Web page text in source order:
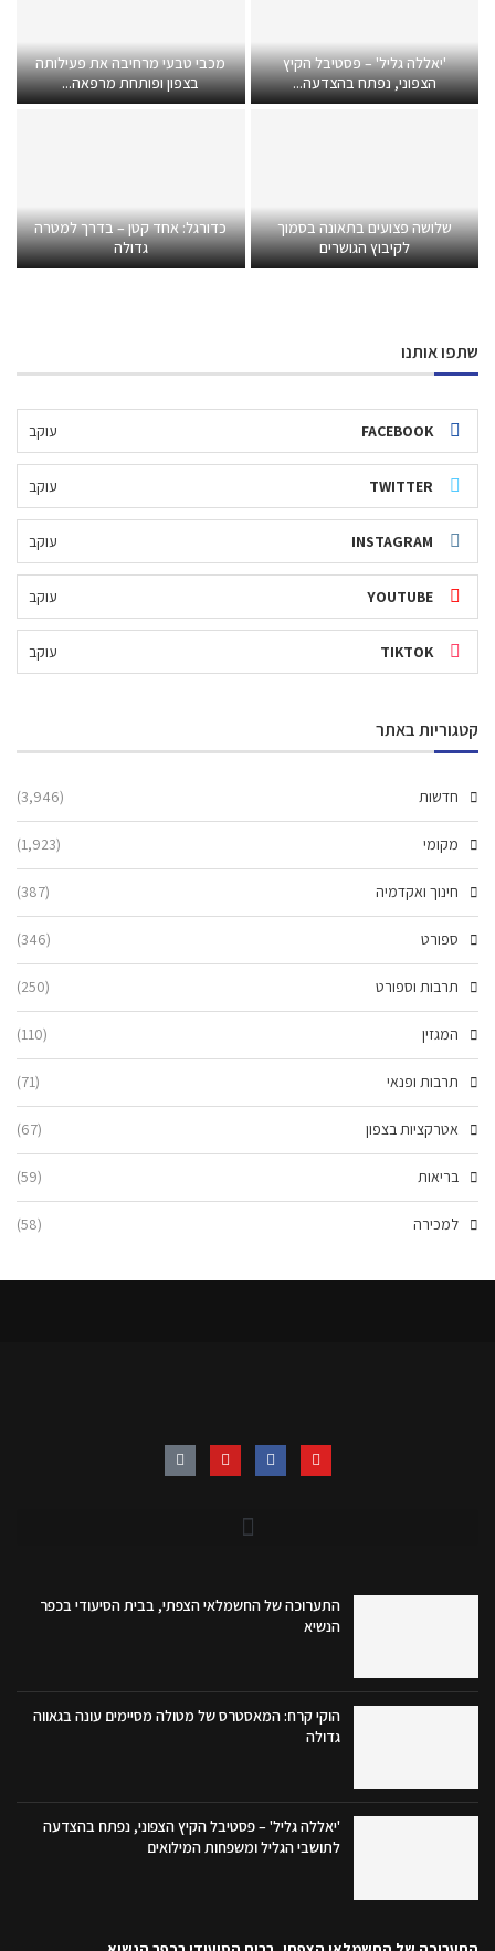
'יאללה גליל' – פסטיבל הקיץ
הצפוני, נפתח בהצדעה...
מכבי טבעי מרחיבה את פעילותה
בצפון ופותחת מרפאה...
שלושה פצועים בתאונה בסמוך
לקיבוץ הגושרים
כדורגל: אחד קטן – בדרך למטרה
גדולה
שתפו אותנו
FACEBOOK עוקב
TWITTER עוקב
INSTAGRAM עוקב
YOUTUBE עוקב
TIKTOK עוקב
קטגוריות באתר
חדשות (3,946)
מקומי (1,923)
חינוך ואקדמיה (387)
ספורט (346)
תרבות וספורט (250)
המגזין (110)
תרבות ופנאי (71)
אטרקציות בצפון (67)
בריאות (59)
למכירה (58)
התערוכה של החשמלאי הצפתי, בבית הסיעודי בכפר
הנשיא
הוקי קרח: המאסטרס של מטולה מסיימים עונה בגאווה
גדולה
'יאללה גליל' – פסטיבל הקיץ הצפוני, נפתח בהצדעה
לתושבי הגליל ומשפחות המילואים